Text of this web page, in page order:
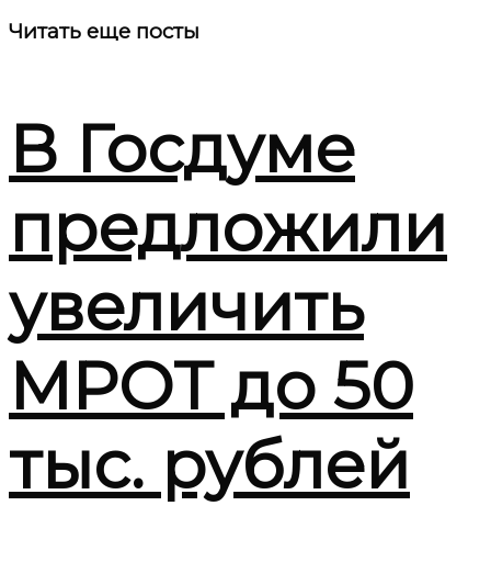
Читать еще посты
В Госдуме
предложили
увеличить
МРОТ до 50
тыс. рублей